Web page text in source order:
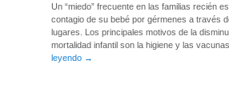
Un “miedo” frecuente en las familias recién
contagio de su bebé por gérmenes a través
lugares. Los principales motivos de la
mortalidad infantil son la higiene y las
leyendo →